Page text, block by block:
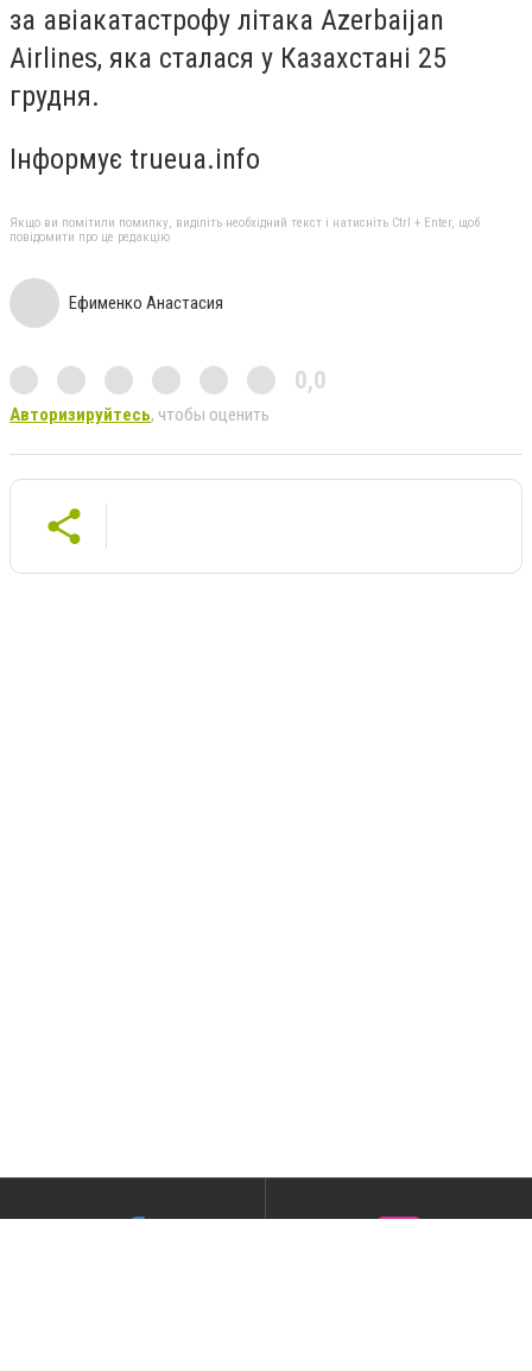
за авіакатастрофу літака Azerbaijan
Airlines, яка сталася у Казахстані 25
грудня.
Інформує trueua.info
Якщо ви помітили помилку, виділіть необхідний текст і натисніть Ctrl + Enter, щоб
повідомити про це редакцію
Ефименко Анастасия
0,0
Авторизируйтесь, чтобы оценить